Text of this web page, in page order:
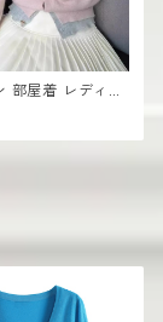
部屋着 レディー
シンプル おし